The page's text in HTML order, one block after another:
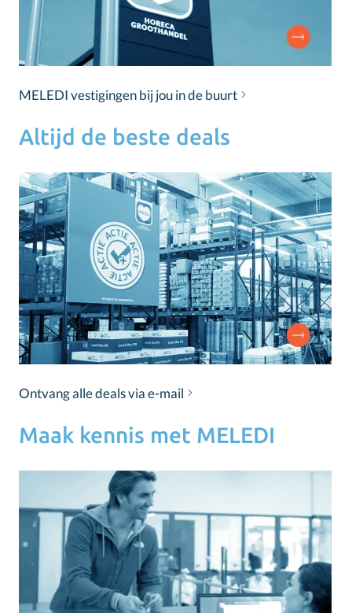
MELEDI vestigingen bij jou in de buurt
Altijd de beste deals
Ontvang alle deals via e-mail
Maak kennis met MELEDI